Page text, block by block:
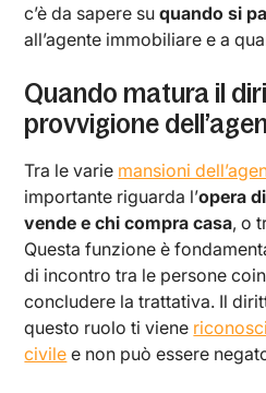
c’è da sapere suquando si
all’agente immobiliare e a
Quando matura il
provvigione
Tra le varie mansioni
importante riguarda l’opera
vende e chi compra casa, o
Questa funzione è
di incontro tra le persone
concludere la trattativa. Il
questo ruolo ti viene
civile e non può essere